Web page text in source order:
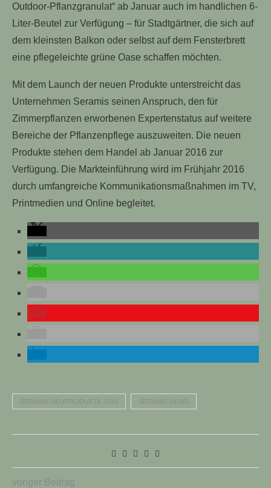
Outdoor-Pflanzgranulat“ ab Januar auch im handlichen 6-
Liter-Beutel zur Verfügung – für Stadtgärtner, die sich auf
dem kleinsten Balkon oder selbst auf dem Fensterbrett
eine pflegeleichte grüne Oase schaffen möchten.
Mit dem Launch der neuen Produkte unterstreicht das
Unternehmen Seramis seinen Anspruch, den für
Zimmerpflanzen erworbenen Expertenstatus auf weitere
Bereiche der Pflanzenpflege auszuweiten. Die neuen
Produkte stehen dem Handel ab Januar 2016 zur
Verfügung. Die Markteinführung wird im Frühjahr 2016
durch umfangreiche Kommunikationsmaßnahmen im TV,
Printmedien und Online begleitet.
SERAMIS NEUPRODUKTE 2016 SERAMIS NEWS
voriger Beitrag